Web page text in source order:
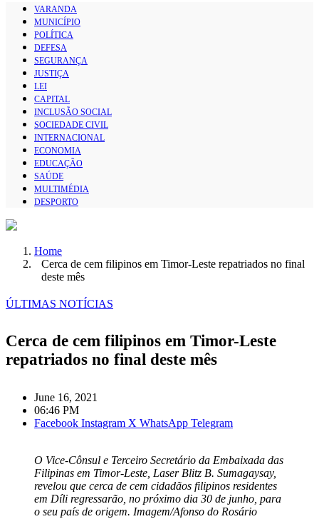
VARANDA
MUNICÍPIO
POLÍTICA
DEFESA
SEGURANÇA
JUSTIÇA
LEI
CAPITAL
INCLUSÃO SOCIAL
SOCIEDADE CIVIL
INTERNACIONAL
ECONOMIA
EDUCAÇÃO
SAÚDE
MULTIMÉDIA
DESPORTO
Home
Cerca de cem filipinos em Timor-Leste repatriados no final
deste mês
ÚLTIMAS NOTÍCIAS
Cerca de cem filipinos em Timor-Leste
repatriados no final deste mês
June 16, 2021
06:46 PM
Facebook Instagram X WhatsApp Telegram
O Vice-Cônsul e Terceiro Secretário da Embaixada das
Filipinas em Timor-Leste, Laser Blitz B. Sumagaysay,
revelou que cerca de cem cidadãos filipinos residentes
em Díli regressarão, no próximo dia 30 de junho, para
o seu país de origem. Imagem/Afonso do Rosário